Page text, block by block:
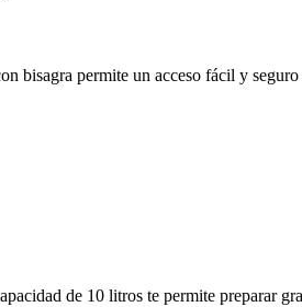
bisagra permite un acceso fácil y
de 10 litros te permite preparar